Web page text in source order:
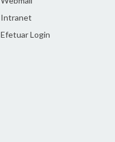
Intranet
Efetuar Login